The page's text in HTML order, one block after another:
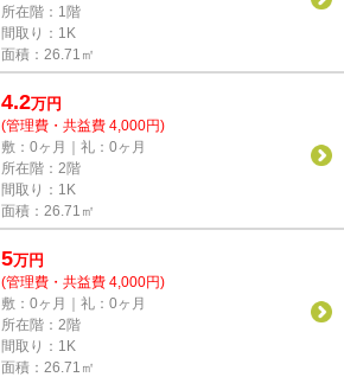
所在階：1階
間取り：1K
面積：26.71㎡
4.2万円
(管理費・共益費 4,000円)
敷：0ヶ月｜礼：0ヶ月
所在階：2階
間取り：1K
面積：26.71㎡
5万円
(管理費・共益費 4,000円)
敷：0ヶ月｜礼：0ヶ月
所在階：2階
間取り：1K
面積：26.71㎡